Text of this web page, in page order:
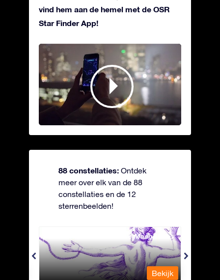
vind hem aan de hemel met de OSR
Star Finder App!
88 constellaties: Ontdek
meer over elk van de 88
constellaties en de 12
sterrenbeelden!
Andromeda - Geketende Maagd
Bekijk